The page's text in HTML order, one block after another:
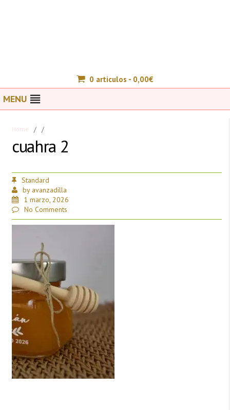
0 articulos - 0,00€
MENU
Home / /
cuahra 2
Standard
by avanzadilla
1 marzo, 2026
No Comments